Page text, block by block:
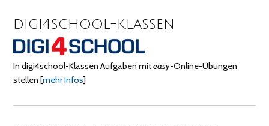
digi4school-Klassen
In digi4school-Klassen Aufgaben miteasy-Online-Übungen
stellen[mehr Infos]